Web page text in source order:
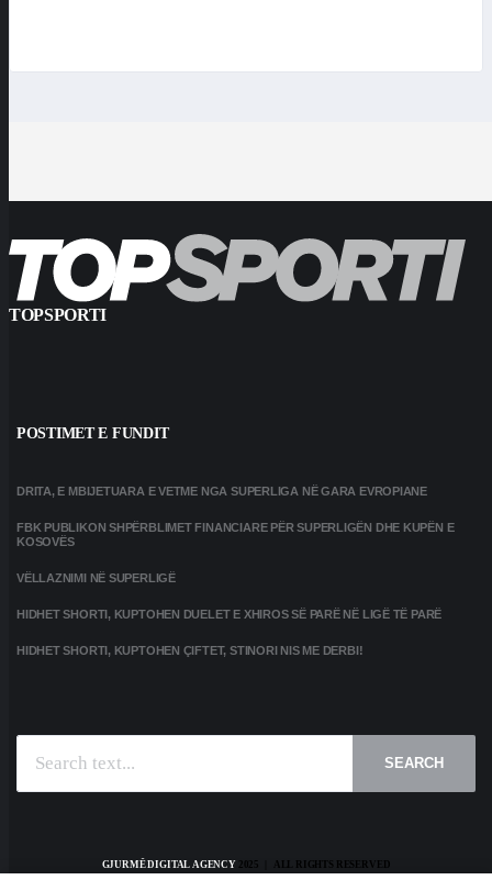
TOPSPORTI
POSTIMET E FUNDIT
DRITA, E MBIJETUARA E VETME NGA SUPERLIGA NË GARA EVROPIANE
FBK PUBLIKON SHPËRBLIMET FINANCIARE PËR SUPERLIGËN DHE KUPËN E
KOSOVËS
VËLLAZNIMI NË SUPERLIGË
HIDHET SHORTI, KUPTOHEN DUELET E XHIROS SË PARË NË LIGË TË PARË
HIDHET SHORTI, KUPTOHEN ÇIFTET, STINORI NIS ME DERBI!
SEARCH
GJURMË DIGITAL AGENCY2025 | ALL RIGHTS RESERVED